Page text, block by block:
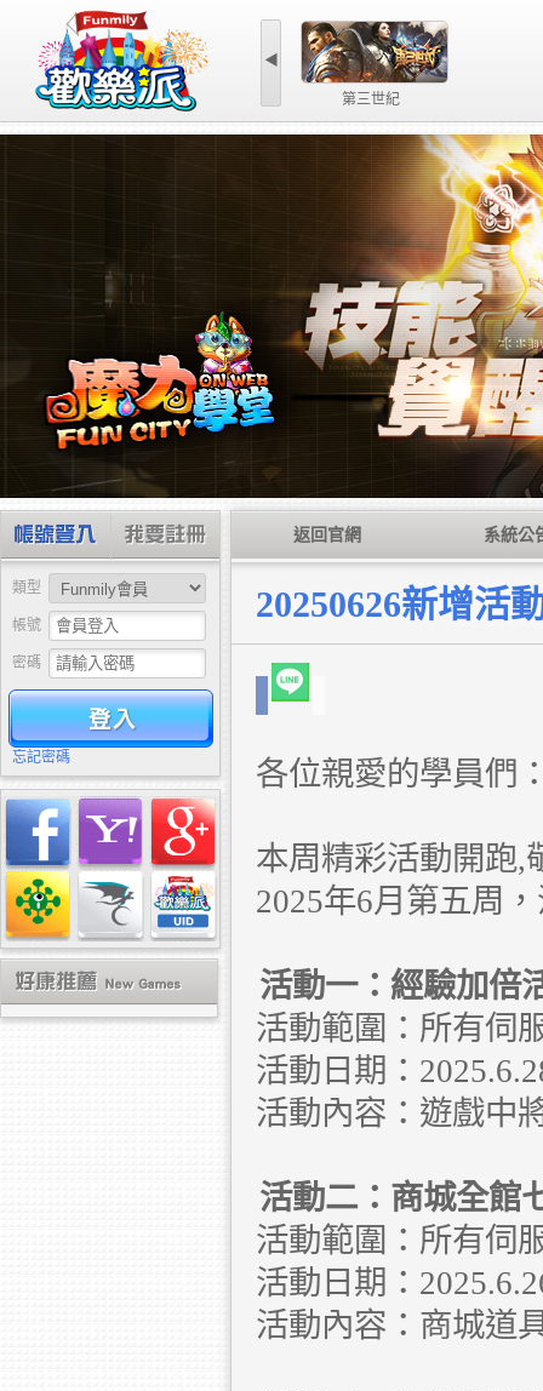
◀
第三世紀
類型
帳號
密碼
驗證
忘記密碼
返回官網 系統公
20250626新增活
各位親愛的學員們
本周精彩活動開跑,
2025年6月第五周
活動一：經驗加倍
活動範圍：所有伺
活動日期：
活動內容：遊戲中
活動二：商城全館
活動範圍：所有伺
活動日期：
活動內容：商城道